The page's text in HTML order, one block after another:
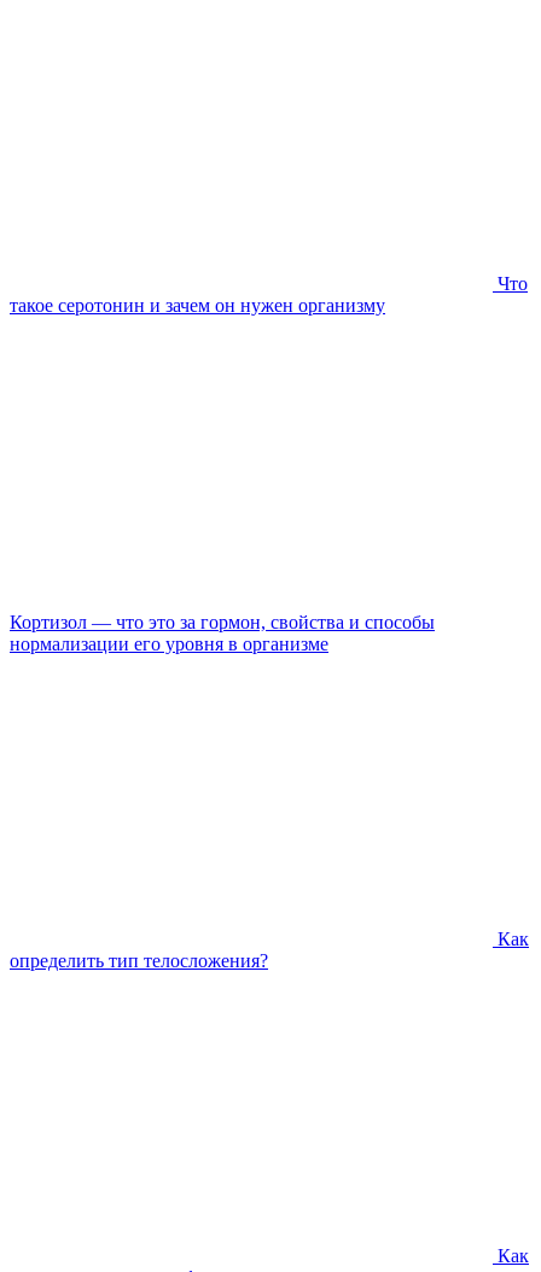
Что
такое серотонин и зачем он нужен организму
Кортизол — что это за гормон, свойства и способы
нормализации его уровня в организме
Как
определить тип телосложения?
Как